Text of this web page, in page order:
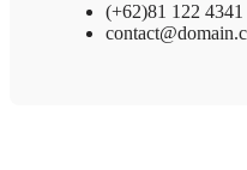
(+62)81 122 4341